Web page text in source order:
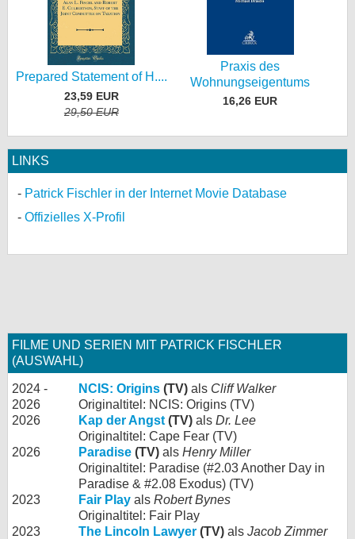
Prepared Statement of H....
23,59 EUR
29,50 EUR
Praxis des
Wohnungseigentums
16,26 EUR
LINKS
Patrick Fischler in der Internet Movie Database
Offizielles X-Profil
FILME UND SERIEN MIT PATRICK FISCHLER
(AUSWAHL)
2024 -
2026
NCIS: Origins (TV) als Cliff Walker
Originaltitel: NCIS: Origins (TV)
2026
Kap der Angst (TV) als Dr. Lee
Originaltitel: Cape Fear (TV)
2026
Paradise (TV) als Henry Miller
Originaltitel: Paradise (#2.03 Another Day in
Paradise & #2.08 Exodus) (TV)
2023
Fair Play als Robert Bynes
Originaltitel: Fair Play
2023
The Lincoln Lawyer (TV) als Jacob Zimmer